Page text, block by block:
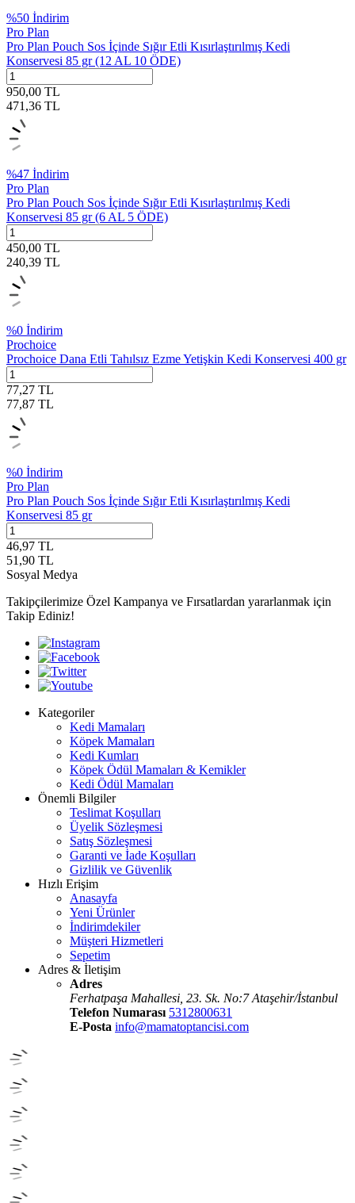
%50 İndirim
Pro Plan
Pro Plan Pouch Sos İçinde Sığır Etli Kısırlaştırılmış Kedi
Konservesi 85 gr (12 AL 10 ÖDE)
950,00 TL
471,36 TL
%47 İndirim
Pro Plan
Pro Plan Pouch Sos İçinde Sığır Etli Kısırlaştırılmış Kedi
Konservesi 85 gr (6 AL 5 ÖDE)
450,00 TL
240,39 TL
%0 İndirim
Prochoice
Prochoice Dana Etli Tahılsız Ezme Yetişkin Kedi Konservesi 400 gr
77,27 TL
77,87 TL
%0 İndirim
Pro Plan
Pro Plan Pouch Sos İçinde Sığır Etli Kısırlaştırılmış Kedi
Konservesi 85 gr
46,97 TL
51,90 TL
Sosyal Medya
Takipçilerimize Özel Kampanya ve Fırsatlardan yararlanmak için
Takip Ediniz!
Kategoriler
Kedi Mamaları
Köpek Mamaları
Kedi Kumları
Köpek Ödül Mamaları & Kemikler
Kedi Ödül Mamaları
Önemli Bilgiler
Teslimat Koşulları
Üyelik Sözleşmesi
Satış Sözleşmesi
Garanti ve İade Koşulları
Gizlilik ve Güvenlik
Hızlı Erişim
Anasayfa
Yeni Ürünler
İndirimdekiler
Müşteri Hizmetleri
Sepetim
Adres & İletişim
Adres
Ferhatpaşa Mahallesi, 23. Sk. No:7 Ataşehir/İstanbul
Telefon Numarası 5312800631
E-Posta info@mamatoptancisi.com